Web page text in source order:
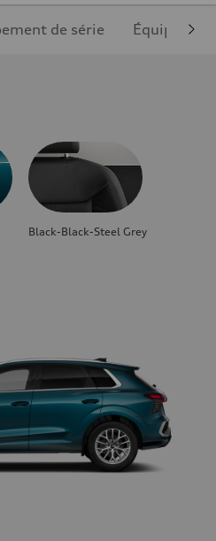
de série
Black-Black-Steel Grey